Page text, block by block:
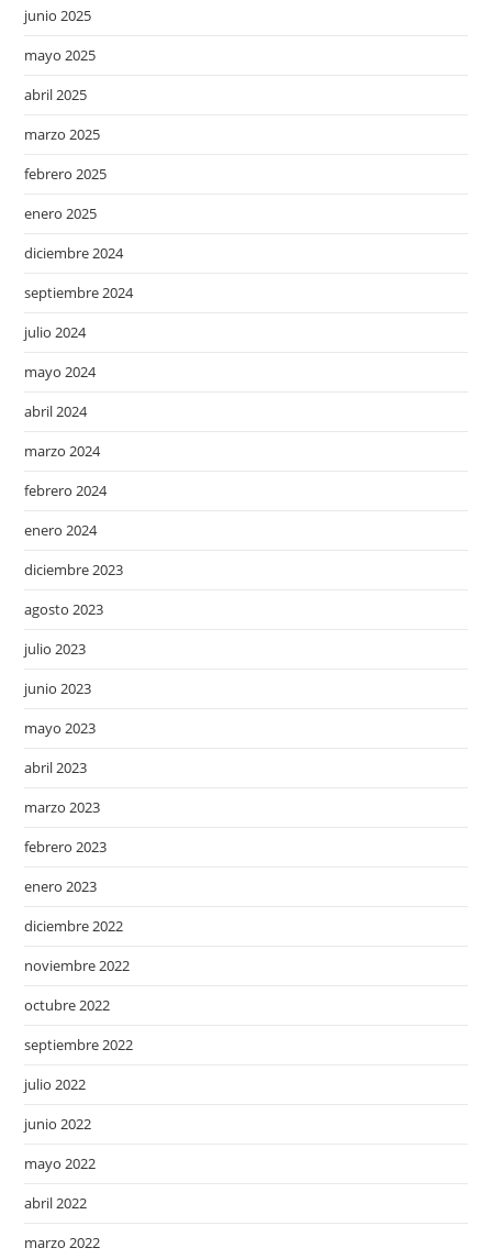
junio 2025
mayo 2025
abril 2025
marzo 2025
febrero 2025
enero 2025
diciembre 2024
septiembre 2024
julio 2024
mayo 2024
abril 2024
marzo 2024
febrero 2024
enero 2024
diciembre 2023
agosto 2023
julio 2023
junio 2023
mayo 2023
abril 2023
marzo 2023
febrero 2023
enero 2023
diciembre 2022
noviembre 2022
octubre 2022
septiembre 2022
julio 2022
junio 2022
mayo 2022
abril 2022
marzo 2022